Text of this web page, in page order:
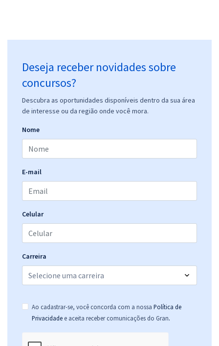
Deseja receber novidades sobre
concursos?
Descubra as oportunidades disponíveis dentro da sua área
de interesse ou da região onde você mora.
Nome
E-mail
Celular
Carreira
Ao cadastrar-se, você concorda com a nossa Política de
Privacidade e aceita receber comunicações do Gran.